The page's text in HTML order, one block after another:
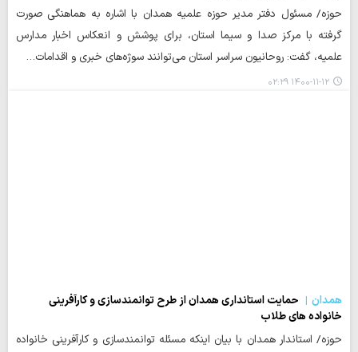
حوزه/ مسئول دفتر مدیر حوزه علمیه همدان با اشاره به هماهنگی صورت
گرفته با مرکز صدا و سیما استان، برای پوشش و انعکاس اخبار مدارس
علمیه، گفت: روحانیون سراسر استان می‌توانند سوژه‌های خبری و اقدامات…
۱۴۰۰-۱۱-۱۲ ۰۲:۲۹
همدان
حمایت استانداری همدان از طرح توانمندسازی و کارآفرینی
خانواده های طلاب
حوزه/ استاندار همدان با بیان اینکه مسئله توانمندسازی و کارآفرینی خانواده